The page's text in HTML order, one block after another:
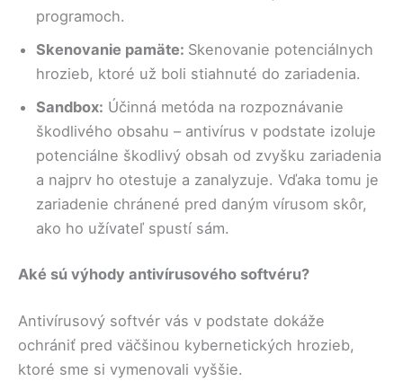
programoch.
Skenovanie pamäte: Skenovanie potenciálnych
hrozieb, ktoré už boli stiahnuté do zariadenia.
Sandbox: Účinná metóda na rozpoznávanie
škodlivého obsahu – antivírus v podstate izoluje
potenciálne škodlivý obsah od zvyšku zariadenia
a najprv ho otestuje a zanalyzuje. Vďaka tomu je
zariadenie chránené pred daným vírusom skôr,
ako ho užívateľ spustí sám.
Aké sú výhody antivírusového softvéru?
Antivírusový softvér vás v podstate dokáže
ochrániť pred väčšinou kybernetických hrozieb,
ktoré sme si vymenovali vyššie.